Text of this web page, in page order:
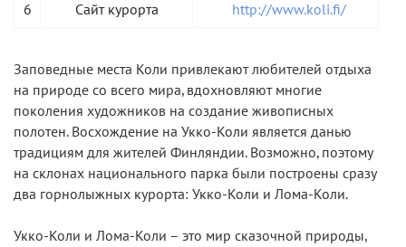
6 Сайт курорта http://www.koli.fi/
Заповедные места Коли привлекают любителей отдыха
на природе со всего мира, вдохновляют многие
поколения художников на создание живописных
полотен. Восхождение на Укко-Коли является данью
традициям для жителей Финляндии. Возможно, поэтому
на склонах национального парка были построены сразу
два горнолыжных курорта: Укко-Коли и Лома-Коли.
Укко-Коли и Лома-Коли – это мир сказочной природы,